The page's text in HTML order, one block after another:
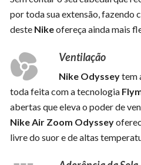
por toda sua extensão, fazendo
deste Nikeofereça ainda mais
Ventilação
Nike Odysseytem
toda feita com a tecnologia
abertas que eleva o poder de
Nike Air Zoom Odyssey
livre do suor e de altas